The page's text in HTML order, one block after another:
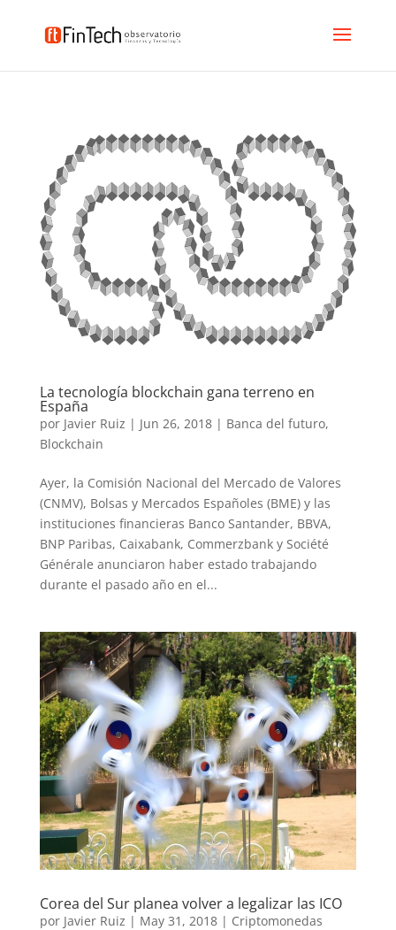
La tecnología blockchain gana terreno en
España
por Javier Ruiz | Jun 26, 2018| Banca del futuro,
Blockchain
Ayer, la Comisión Nacional del Mercado de Valores
(CNMV), Bolsas y Mercados Españoles (BME) y las
instituciones financieras Banco Santander, BBVA,
BNP Paribas, Caixabank, Commerzbank y Société
Générale anunciaron haber estado trabajando
durante el pasado año en el...
Corea del Sur planea volver a legalizar las ICO
por Javier Ruiz | May 31, 2018| Criptomonedas